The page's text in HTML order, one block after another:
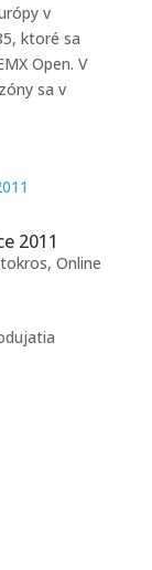
v
ktoré sa
Open. V
sa v
2011
, Online